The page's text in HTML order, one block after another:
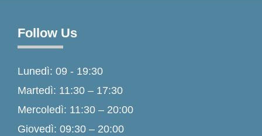
Follow Us
Lunedì: 09 - 19:30
Martedì: 11:30 – 17:30
Mercoledì: 11:30 – 20:00
Giovedì: 09:30 – 20:00